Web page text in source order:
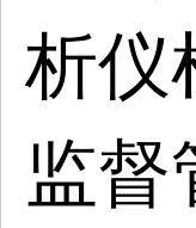
析仪
监